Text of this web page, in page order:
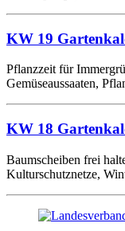
KW 19
Pflanzzeit für
Gemüseaussaaten,
KW 18
Baumscheiben frei
Kulturschutznetze,